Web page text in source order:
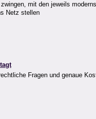
mit den jeweils
Netz stellen
Fragen und genaue